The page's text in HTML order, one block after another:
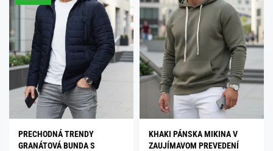
PRECHODNÁ TRENDY
GRANÁTOVÁ BUNDA S
KHAKI PÁNSKA MIKINA V
ZAUJÍMAVOM PREVEDENÍ